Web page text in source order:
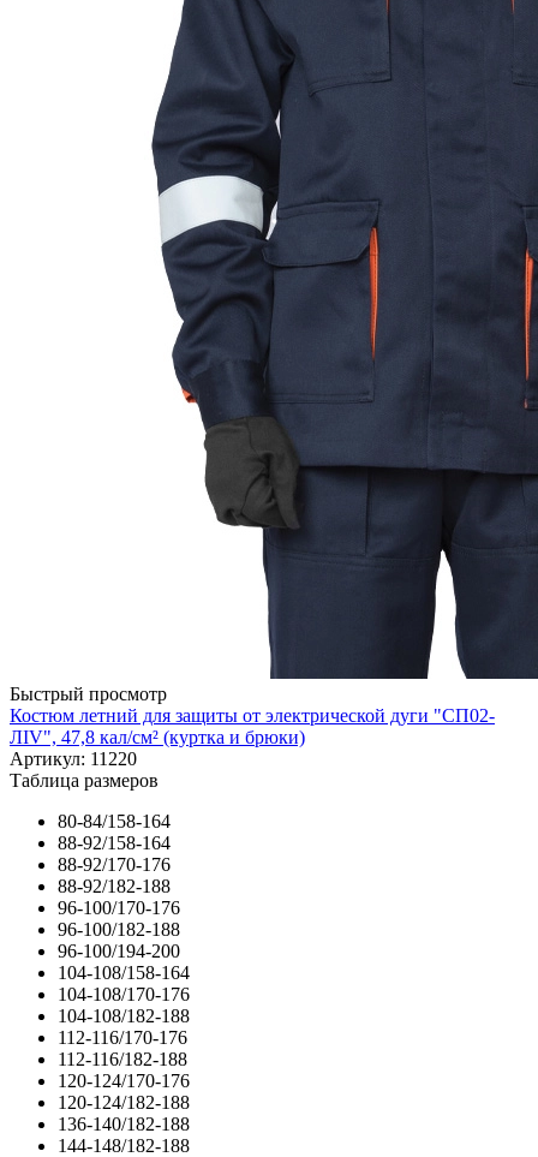
Быстрый просмотр
Костюм летний для защиты от электрической дуги "СП02-
ЛIV", 47,8 кал/см² (куртка и брюки)
Артикул: 11220
Таблица размеров
80-84/158-164
88-92/158-164
88-92/170-176
88-92/182-188
96-100/170-176
96-100/182-188
96-100/194-200
104-108/158-164
104-108/170-176
104-108/182-188
112-116/170-176
112-116/182-188
120-124/170-176
120-124/182-188
136-140/182-188
144-148/182-188